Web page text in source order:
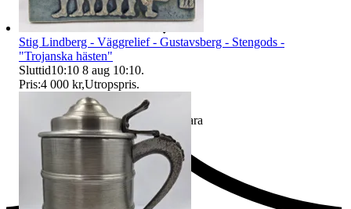
Ersättning om du inte får din vara
Stig Lindberg - Väggrelief - Gustavsberg - Stengods -
"Trojanska hästen"
Sluttid10:10 8 aug 10:10.
Pris:4 000 kr,Utropspris.